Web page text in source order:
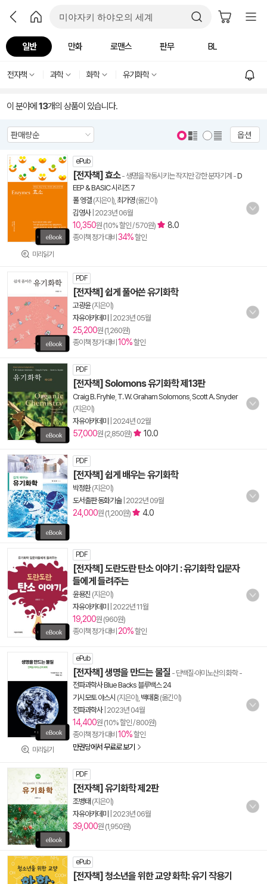
일반 만화 로맨스 판무 BL
전자책 과학 화학 유기화학
이 분야에 13개의 상품이 있습니다.
옵션
미리읽기
ePub
[전자책] 효소- 생명을 작동시키는 작지만 강한 분자기계 -D
EEP & BASIC 시리즈 7
폴 엥겔 (지은이), 최가영(옮긴이)
김영사| 2023년 06월
10,350원 (10% 할인 / 570원) 8.0
종이책 정가 대비 34%할인
PDF
[전자책] 쉽게 풀어쓴 유기화학
고광윤(지은이)
자유아카데미
2023년 05월
25,200원 (1,260원)
종이책 정가 대비 10%할인
PDF
[전자책] Solomons 유기화학 제13판
Craig B. Fryhle T. W. Graham Solomons Scott A. Snyder
(지은이)
자유아카데미
2024년 02월
57,000원 (2,850원) 10.0
PDF
[전자책] 쉽게 배우는 유기화학
박정환(지은이)
도서출판 동화기술| 2022년 09월
24,000원 (1,200원) 4.0
PDF
[전자책] 도란도란 탄소 이야기 : 유기화학 입문자
들에게 들려주는
윤용진 (지은이)
자유아카데미
2022년 11월
19,200원 (960원)
종이책 정가 대비 20%할인
미리읽기
ePub
[전자책] 생명을 만드는 물질 - 단백질·아미노산의 화학-
전파과학사 Blue Backs 블루백스 24
기시모토 야스시 (지은이), 백태홍(옮긴이)
전파과학사| 2023년 04월
14,400원 (10% 할인 / 800원)
종이책 정가 대비 10%할인
만권당에서 무료로 보기
PDF
[전자책] 유기화학 제2판
조병태 (지은이)
자유아카데미
2023년 06월
39,000원 (1,950원)
ePub
[전자책] 청소년을 위한 교양 화학: 유기 작용기